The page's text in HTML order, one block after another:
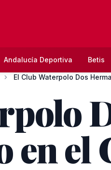
Andalucía Deportiva Betis
en el